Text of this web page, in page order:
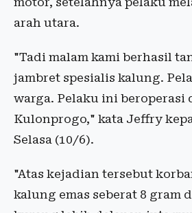
arah utara.
"Tadi malam kami berhasil
jambret spesialis kalung.
warga. Pelaku ini beroperasi
Kulonprogo," kata Jeffry
Selasa (10/6).
"Atas kejadian tersebut
kalung emas seberat 8 gram